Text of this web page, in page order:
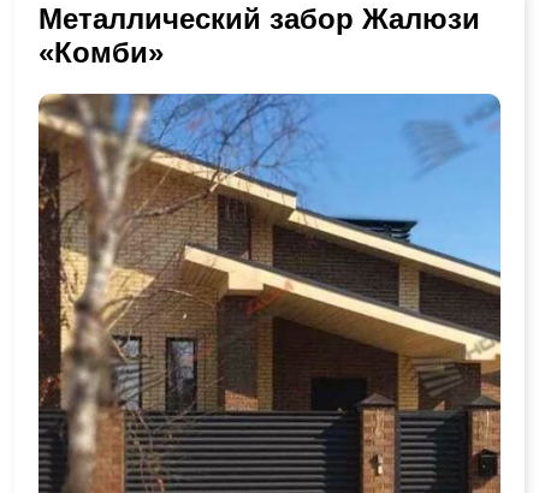
Металлический забор Жалюзи
«Комби»